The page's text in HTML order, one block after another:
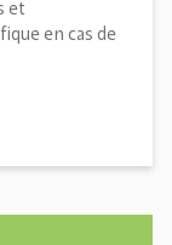
et
en cas de